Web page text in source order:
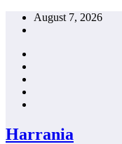
Skip
August 7, 2026
Harrania